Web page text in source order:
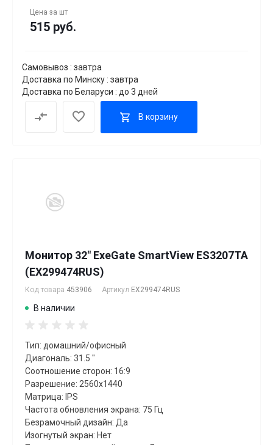
Цена за шт
515 руб.
Самовывоз : завтра
Доставка по Минску : завтра
Доставка по Беларуси : до 3 дней
В корзину
Монитор 32" ExeGate SmartView ES3207TA
(EX299474RUS)
Код товара 453906 Артикул EX299474RUS
В наличии
Тип: домашний/офисный
Диагональ: 31.5 "
Соотношение сторон: 16:9
Разрешение: 2560x1440
Матрица: IPS
Частота обновления экрана: 75 Гц
Безрамочный дизайн: Да
Изогнутый экран: Нет